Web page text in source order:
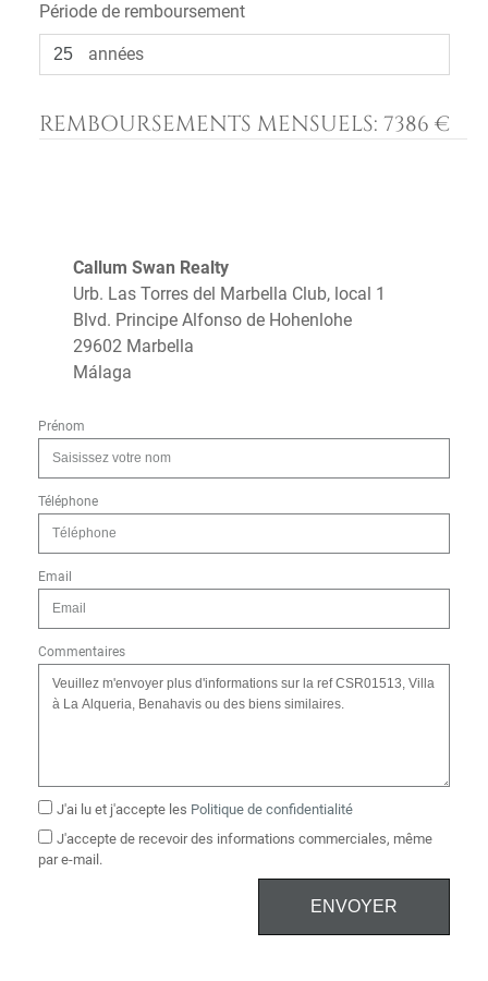
Période de remboursement
années
REMBOURSEMENTS MENSUELS: 7386 €
Callum Swan Realty
Urb. Las Torres del Marbella Club, local 1
Blvd. Principe Alfonso de Hohenlohe
29602 Marbella
Málaga
Prénom
Téléphone
Email
Commentaires
J'ai lu et j'accepte les Politique de confidentialité
J'accepte de recevoir des informations commerciales, même
par e-mail.
ENVOYER